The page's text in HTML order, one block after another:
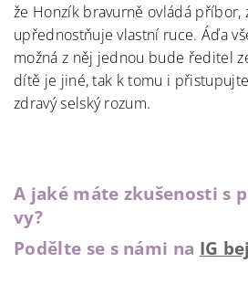
že Honzík bravurně ovládá příbor,
upřednostňuje vlastní ruce. Áďa
možná z něj jednou bude ředitel
dítě je jiné, tak k tomu i
zdravý selský rozum.
A jaké máte zkušenosti s
vy?
Podělte se s námi na IG